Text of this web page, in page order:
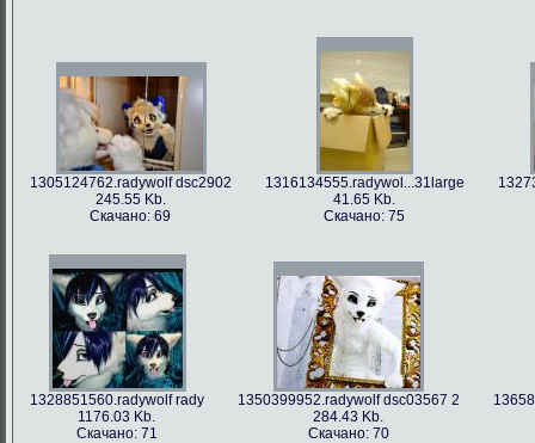
1305124762.radywolf dsc2902
245.55 Kb.
Скачано: 69
1316134555.radywol...31large
41.65 Kb.
Скачано: 75
1328851560.radywolf rady
1176.03 Kb.
Скачано: 71
1350399952.radywolf dsc03567 2
284.43 Kb.
Скачано: 70